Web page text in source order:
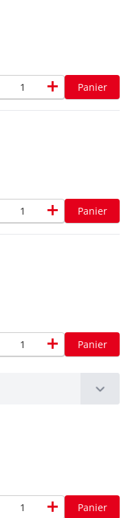
add Panier
add Panier
add Panier
add Panier